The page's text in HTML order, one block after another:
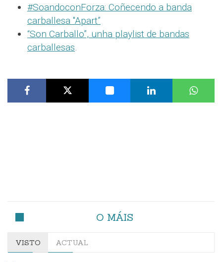
#SoandoconForza: Coñecendo a banda
carballesa "Apart”
“Son Carballo”, unha playlist de bandas
carballesas.
O MÁIS
VISTO ACTUAL